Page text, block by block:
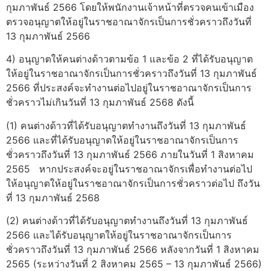
กุมภาพันธ์ 2566 โดยให้พนักงานเจ้าหน้าที่ตรวจคนเข้าเมือง
ตรวจอนุญาตให้อยู่ในราชอาณาจักรเป็นการชั่วคราวถึงวันที่
13 กุมภาพันธ์ 2566
4) อนุญาตให้คนต่างด้าวตามข้อ 1 และข้อ 2 ที่ได้รับอนุญาต
ให้อยู่ในราชอาณาจักรเป็นการชั่วคราวถึงวันที่ 13 กุมภาพันธ์
2566 ที่ประสงค์จะทำงานต่อไปอยู่ในราชอาณาจักรเป็นการ
ชั่วคราวไม่เกินวันที่ 13 กุมภาพันธ์ 2568 ดังนี้
(1) คนต่างด้าวที่ได้รับอนุญาตทำงานถึงวันที่ 13 กุมภาพันธ์
2566 และที่ได้รับอนุญาตให้อยู่ในราชอาณาจักรเป็นการ
ชั่วคราวถึงวันที่ 13 กุมภาพันธ์ 2566 ภายในวันที่ 1 สิงหาคม
2565 หากประสงค์จะอยู่ในราชอาณาจักรเพื่อทำงานต่อไป
ให้อนุญาตให้อยู่ในราชอาณาจักรเป็นการชั่วคราวต่อไป ถึงวัน
ที่ 13 กุมภาพันธ์ 2568
(2) คนต่างด้าวที่ได้รับอนุญาตทำงานถึงวันที่ 13 กุมภาพันธ์
2566 และได้รับอนุญาตให้อยู่ในราชอาณาจักรเป็นการ
ชั่วคราวถึงวันที่ 13 กุมภาพันธ์ 2566 หลังจากวันที่ 1 สิงหาคม
2565 (ระหว่างวันที่ 2 สิงหาคม 2565 – 13 กุมภาพันธ์ 2566)